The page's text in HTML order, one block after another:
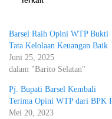
Barsel Raih Opini WTP Bukti
Tata Kelolaan Keuangan Baik
Juni 25, 2025
dalam "Barito Selatan"
Pj. Bupati Barsel Kembali
Terima Opini WTP dari BPK
Mei 20, 2023